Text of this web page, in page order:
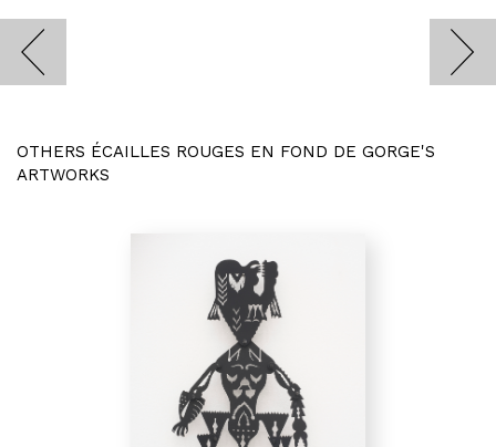
OTHERS ÉCAILLES ROUGES EN FOND DE GORGE'S
ARTWORKS